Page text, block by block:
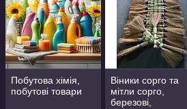
Побутова хімія,
побутові товари
Віники сорго та
мітли сорго,
березові,